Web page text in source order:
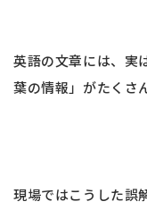
英語の文章には、実
葉の情報」がたくさ
現場ではこうした誤